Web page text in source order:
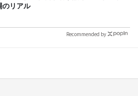
のリアル
Recommended by